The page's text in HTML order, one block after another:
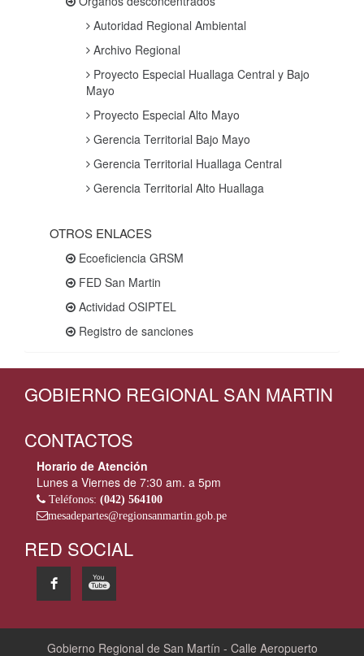
Autoridad Regional Ambiental
Archivo Regional
Proyecto Especial Huallaga Central y Bajo
Mayo
Proyecto Especial Alto Mayo
Gerencia Territorial Bajo Mayo
Gerencia Territorial Huallaga Central
Gerencia Territorial Alto Huallaga
OTROS ENLACES
Ecoeficiencia GRSM
FED San Martin
Actividad OSIPTEL
Registro de sanciones
GOBIERNO REGIONAL SAN MARTIN
CONTACTOS
Horario de Atención
Lunes a Viernes de 7:30 am. a 5pm
Teléfonos: (042) 564100
mesadepartes@regionsanmartin.gob.pe
RED SOCIAL
Gobierno Regional de San Martín - Calle Aeropuerto